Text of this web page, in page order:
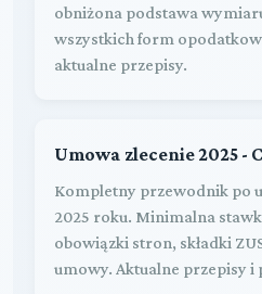
obniżona podstawa
wszystkich form
aktualne przepisy.
Umowa zlecenie 2025 -
Kompletny przewodnik po
2025 roku. Minimalna
obowiązki stron, składki
umowy. Aktualne przepisy